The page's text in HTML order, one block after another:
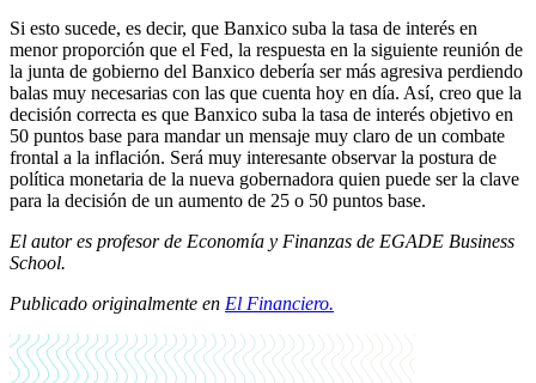
Si esto sucede, es decir, que Banxico suba la tasa de interés en
menor proporción que el Fed, la respuesta en la siguiente reunión de
la junta de gobierno del Banxico debería ser más agresiva perdiendo
balas muy necesarias con las que cuenta hoy en día. Así, creo que la
decisión correcta es que Banxico suba la tasa de interés objetivo en
50 puntos base para mandar un mensaje muy claro de un combate
frontal a la inflación. Será muy interesante observar la postura de
política monetaria de la nueva gobernadora quien puede ser la clave
para la decisión de un aumento de 25 o 50 puntos base.
El autor es profesor de Economía y Finanzas de EGADE Business
School.
Publicado originalmente en El Financiero.